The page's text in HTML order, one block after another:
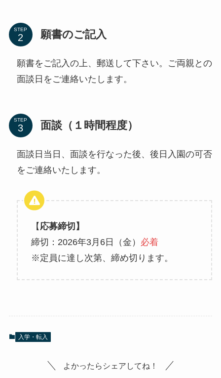
STEP 願書のご記入
願書をご記入の上、郵送して下さい。ご両親との
面談日をご連絡いたします。
STEP 面談（１時間程度）
面談日当日、面談を行なった後、後日入園の可否
をご連絡いたします。
【 応募締切】
締切：2026年3月6日（金） 必着
※定員に達し次第、締め切ります。
入学・転入
よかったらシェアしてね！